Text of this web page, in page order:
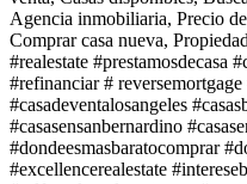
Agencia inmobiliaria, Precio
Comprar casa nueva,
#realestate #prestamosdecasa
#refinanciar # reversemortgage
#casadeventalosangeles
#casasensanbernardino
#dondeesmasbaratocomprar
#excellencerealestate